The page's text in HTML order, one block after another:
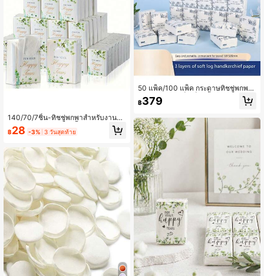
140/70/7ชิ้น-ทิชชู่พกพาสำหรับงานแ
ต่งงานลายยูคาลิปตัส น้ำตาแห่งความสุ
ข, ทิชชู่ใบหน้าแบบใช้แล้วทิ้งขนาดเล็ก
ว, ของชำร่วยงานแต่งงาน, ของขวัญสำ
หรับแขกงานแต่งงาน, ของเติมถุงต้อนรั
บงานแต่งงาน, ของขวัญแขกงานแต่งง
านที่หรูหรา, อุปกรณ์สำหรับงานแต่งงา
นและงานเลี้ยง, เหมาะสำหรับของขวัญ
งานแต่งงานและพิธีการ
฿28 -3% 3 วันสุดท้าย
50 แพ็ค/100 แพ็ค กระดาษทิชชู่พกพา,
กระดาษทิชชู่แพ็คเล็กสีน้ำเงินสำหรับงา
นแต่งงาน, กระดาษทิชชู่เช็ดหน้าพกพา,
น, กระดาษทิชชู่ดึงออก
฿379